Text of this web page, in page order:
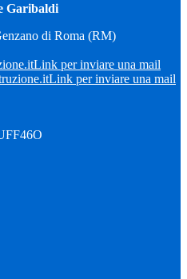
Garibaldi
di Roma (RM)
Link per inviare una mail
Link per inviare una mail